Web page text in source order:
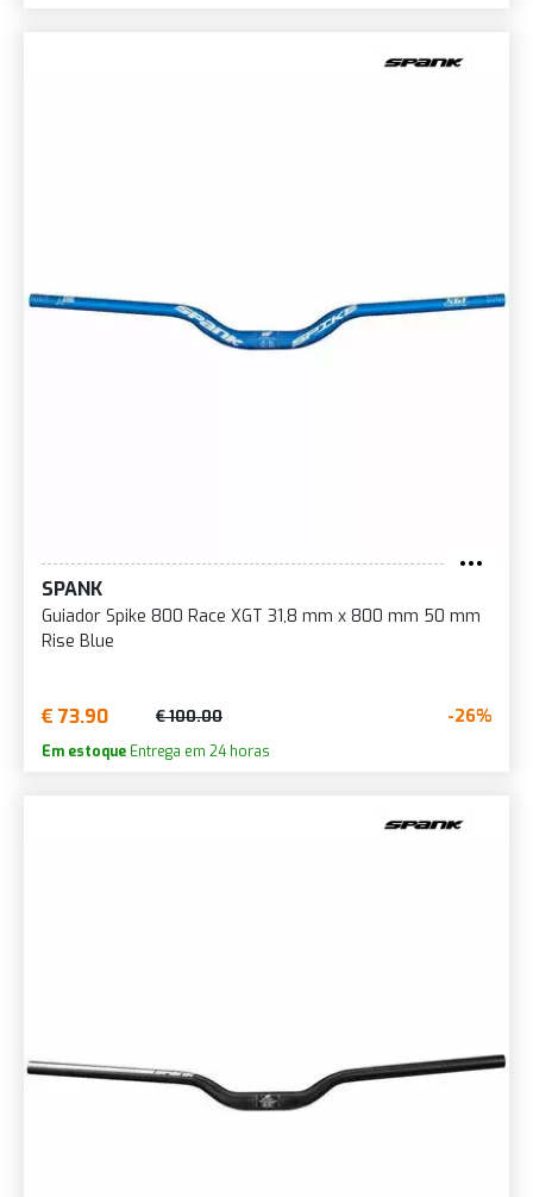
SPANK
Guiador Spike 800 Race XGT 31,8 mm x 800 mm 50 mm
Rise Blue
€ 73.90 € 100.00 -26%
Em estoque Entrega em 24 horas